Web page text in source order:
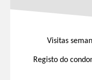
Visitas
Registo do